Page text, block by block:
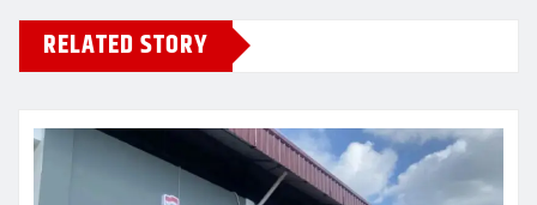
RELATED STORY